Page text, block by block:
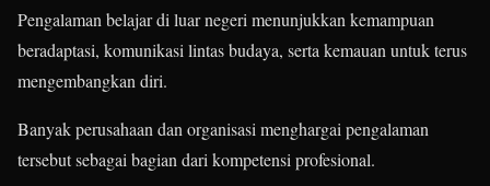
Pengalaman belajar di luar negeri menunjukkan kemampuan
beradaptasi, komunikasi lintas budaya, serta kemauan untuk terus
mengembangkan diri.
Banyak perusahaan dan organisasi menghargai pengalaman
tersebut sebagai bagian dari kompetensi profesional.